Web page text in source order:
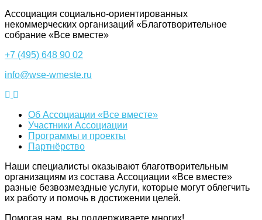
Ассоциация cоциально-ориентированных
некоммерческих организаций «Благотворительное
собрание «Все вместе»
+7 (495) 648 90 02
info@wse-wmeste.ru
Об Ассоциации «Все вместе»
Участники Ассоциации
Программы и проекты
Партнёрство
Наши специалисты оказывают благотворительным
организациям из состава Ассоциации «Все вместе»
разные безвозмездные услуги, которые могут облегчить
их работу и помочь в достижении целей.
Помогая нам, вы поддерживаете многих!